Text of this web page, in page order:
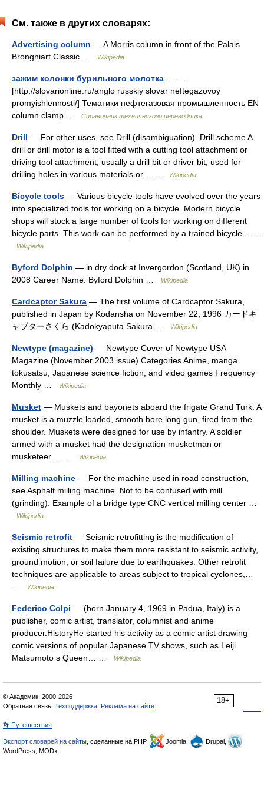
См. также в других словарях:
Advertising column — A Morris column in front of the Palais
Brongniart Classic …
Wikipedia
зажим колонки бурильного молотка — —
[http://slovarionline.ru/anglo russkiy slovar neftegazovoy
promyishlennosti/] Тематики нефтегазовая промышленность EN
column clamp …
Справочник технического переводчика
Drill — For other uses, see Drill (disambiguation). Drill scheme A
drill or drill motor is a tool fitted with a cutting tool attachment or
driving tool attachment, usually a drill bit or driver bit, used for
drilling holes in various materials or… …
Wikipedia
Bicycle tools — Various bicycle tools have evolved over the years
into specialized tools for working on a bicycle. Modern bicycle
shops will stock a large number of tools for working on different
bicycle parts. This work can be performed by a trained bicycle… …
Wikipedia
Byford Dolphin — in dry dock at Invergordon (Scotland, UK) in
2008 Career Name: Byford Dolphin …
Wikipedia
Cardcaptor Sakura — The first volume of Cardcaptor Sakura,
published in Japan by Kodansha on November 22, 1996 カードキ
ャプターさくら (Kādokyaputā Sakura …
Wikipedia
Newtype (magazine) — Newtype Cover of Newtype USA
Magazine (November 2003 issue) Categories Anime, manga,
tokusatsu, Japanese science fiction, and video games Frequency
Monthly …
Wikipedia
Musket — Muskets and bayonets aboard the frigate Grand Turk. A
musket is a muzzle loaded, smooth bore long gun, fired from the
shoulder. Muskets were designed for use by infantry. A soldier
armed with a musket had the designation musketman or
musketeer.… …
Wikipedia
Milling machine — For the machine used in road construction,
see Asphalt milling machine. Not to be confused with mill
(grinding). Example of a bridge type CNC vertical milling center …
Wikipedia
Seismic retrofit — Seismic retrofitting is the modification of
existing structures to make them more resistant to seismic activity,
ground motion, or soil failure due to earthquakes. Other retrofit
techniques are applicable to areas subject to tropical cyclones,…
Wikipedia
Federico Colpi — (born January 4, 1969 in Padua, Italy) is a
publisher, comic artist, translator, columnist and anime
producer.HistoryHe started his activity as a comic artist drawing
comic versions of popular Japanese TV shows, such as Leiji
Matsumoto s Queen… …
Wikipedia
18+
© Академик, 2000-2026
Обратная связь: Техподдержка Реклама на сайте
👣 Путешествия
Экспорт словарей на сайты , сделанные на PHP, Joomla,
Drupal,
WordPress, MODx.